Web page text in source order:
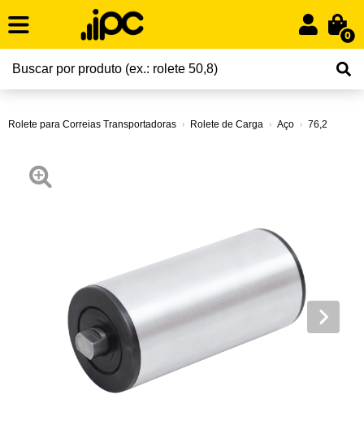
0
Rolete para Correias Transportadoras Rolete de Carga Aço 76,2